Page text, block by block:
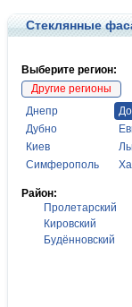
Стеклянные
Выберите регион:
Другие регионы
Днепр
Дубно
Киев
Симферополь
Район:
Пролетарский
Кировский
Будённовский